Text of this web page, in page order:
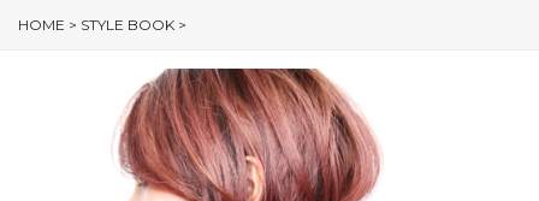
HOME > STYLE BOOK >